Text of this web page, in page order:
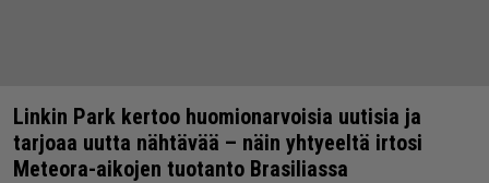
Linkin Park kertoo huomionarvoisia uutisia ja
tarjoaa uutta nähtävää – näin yhtyeeltä irtosi
Meteora-aikojen tuotanto Brasiliassa